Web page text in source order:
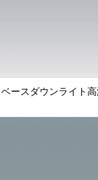
ベースダウンライト